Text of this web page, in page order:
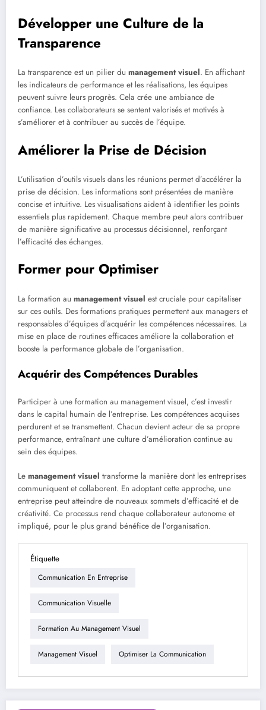
Développer une Culture de la
Transparence
La transparence est un pilier du management visuel. En affichant
les indicateurs de performance et les réalisations, les équipes
peuvent suivre leurs progrès. Cela crée une ambiance de
confiance. Les collaborateurs se sentent valorisés et motivés à
s’améliorer et à contribuer au succès de l’équipe.
Améliorer la Prise de Décision
L’utilisation d’outils visuels dans les réunions permet d’accélérer la
prise de décision. Les informations sont présentées de manière
concise et intuitive. Les visualisations aident à identifier les points
essentiels plus rapidement. Chaque membre peut alors contribuer
de manière significative au processus décisionnel, renforçant
l’efficacité des échanges.
Former pour Optimiser
La formation au management visuel est cruciale pour capitaliser
sur ces outils. Des formations pratiques permettent aux managers et
responsables d’équipes d’acquérir les compétences nécessaires. La
mise en place de routines efficaces améliore la collaboration et
booste la performance globale de l’organisation.
Acquérir des Compétences Durables
Participer à une formation au management visuel, c’est investir
dans le capital humain de l’entreprise. Les compétences acquises
perdurent et se transmettent. Chacun devient acteur de sa propre
performance, entraînant une culture d’amélioration continue au
sein des équipes.
Le management visuel transforme la manière dont les entreprises
communiquent et collaborent. En adoptant cette approche, une
entreprise peut atteindre de nouveaux sommets d’efficacité et de
créativité. Ce processus rend chaque collaborateur autonome et
impliqué, pour le plus grand bénéfice de l’organisation.
Étiquette
Communication En Entreprise
Communication Visuelle
Formation Au Management Visuel
Management Visuel Optimiser La Communication